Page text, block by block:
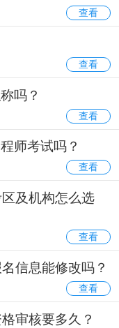
查看
查看
吗？
查看
师考试吗？
查看
及机构怎么选
查看
信息能修改吗？
查看
审核要多久？